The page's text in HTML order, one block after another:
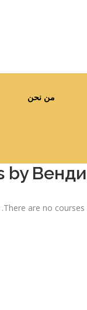
من نحن
by
There are no